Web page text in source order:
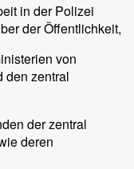
in der Polizei
der Öffentlichkeit,
von
den zentral
der zentral
deren